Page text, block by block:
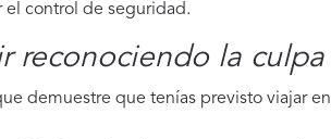
el control de seguridad.
reconociendo la culpa
demuestre que tenías previsto viajar en